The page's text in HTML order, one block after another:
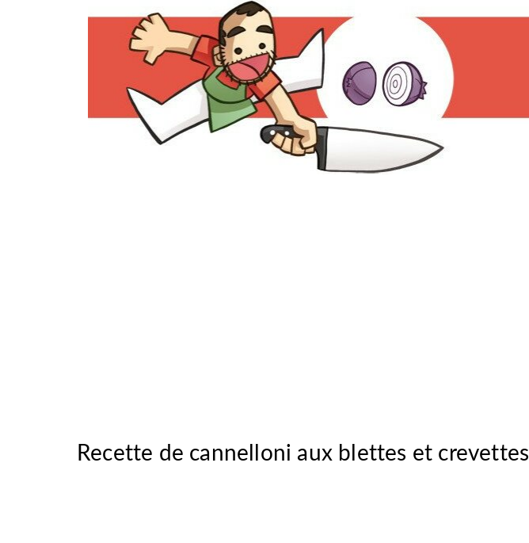
Recette de cannelloni aux blettes et crevettes